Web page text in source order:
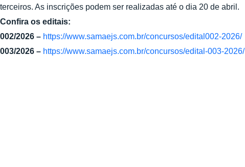
terceiros. As inscrições podem ser realizadas até o dia 20 de abril.
Confira os editais:
002/2026 – https://www.samaejs.com.br/concursos/edital002-2026/
003/2026 – https://www.samaejs.com.br/concursos/edital-003-2026/